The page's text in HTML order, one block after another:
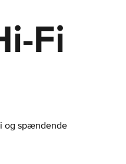
Fi
og spændende